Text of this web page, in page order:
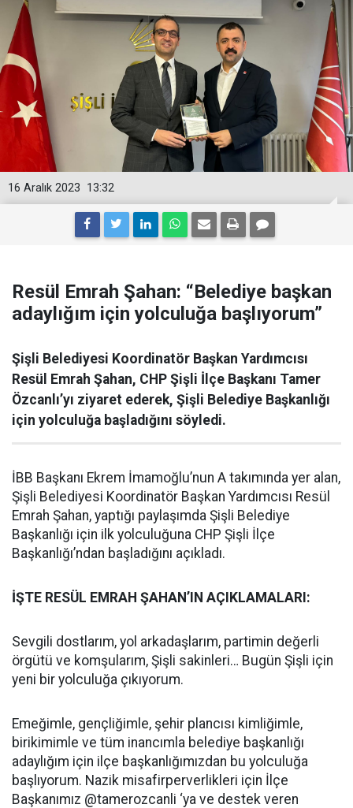
13:32
16 Aralık 2023
Resül Emrah Şahan: “Belediye başkan
adaylığım için yolculuğa başlıyorum”
Şişli Belediyesi Koordinatör Başkan Yardımcısı
Resül Emrah Şahan, CHP Şişli İlçe Başkanı Tamer
Özcanlı’yı ziyaret ederek, Şişli Belediye Başkanlığı
için yolculuğa başladığını söyledi.
İBB Başkanı Ekrem İmamoğlu’nun A takımında yer alan,
Şişli Belediyesi Koordinatör Başkan Yardımcısı Resül
Emrah Şahan, yaptığı paylaşımda Şişli Belediye
Başkanlığı için ilk yolculuğuna CHP Şişli İlçe
Başkanlığı’ndan başladığını açıkladı.
İŞTE RESÜL EMRAH ŞAHAN’IN AÇIKLAMALARI:
Sevgili dostlarım, yol arkadaşlarım, partimin değerli
örgütü ve komşularım, Şişli sakinleri… Bugün Şişli için
yeni bir yolculuğa çıkıyorum.
Emeğimle, gençliğimle, şehir plancısı kimliğimle,
birikimimle ve tüm inancımla belediye başkanlığı
adaylığım için ilçe başkanlığımızdan bu yolculuğa
başlıyorum. Nazik misafirperverlikleri için İlçe
Başkanımız @tamerozcanli ‘ya ve destek veren